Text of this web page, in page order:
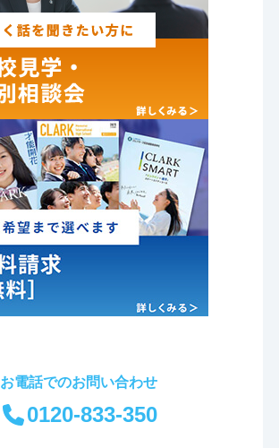
お電話でのお問い合わせ
0120-833-350